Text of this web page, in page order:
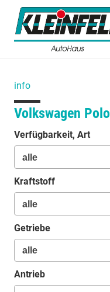
info
Volkswagen Polo
Verfügbarkeit, Art
Kraftstoff
Getriebe
Antrieb